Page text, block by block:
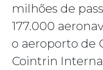
milhões de
177.000
o aeroporto de
Cointrin